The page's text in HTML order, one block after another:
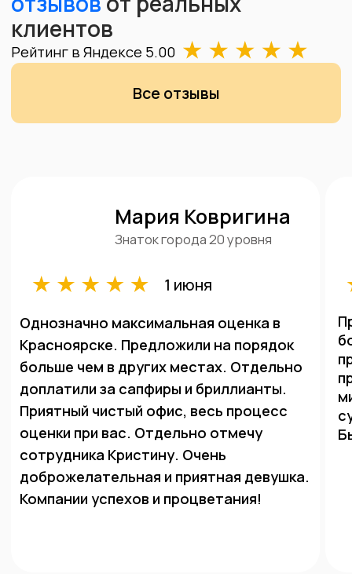
Честная цена
ювелирных весах, цена за грамм
формируется в зависимости от курса золота